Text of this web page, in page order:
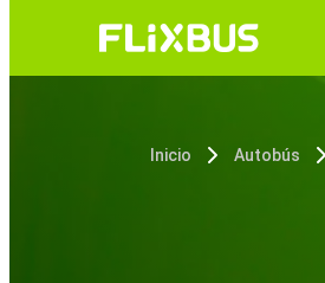
Inicio Autobús